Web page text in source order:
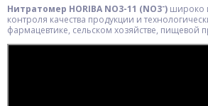
Нитратомер HORIBA NO3-11 (NO3-) широко
контроля качества продукции и
фармацевтике, сельском хозяйстве, пищевой